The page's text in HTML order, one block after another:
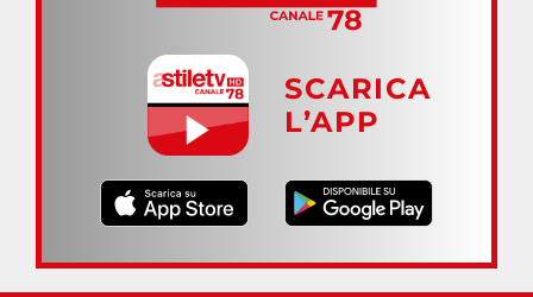
SCARICA
L’APP